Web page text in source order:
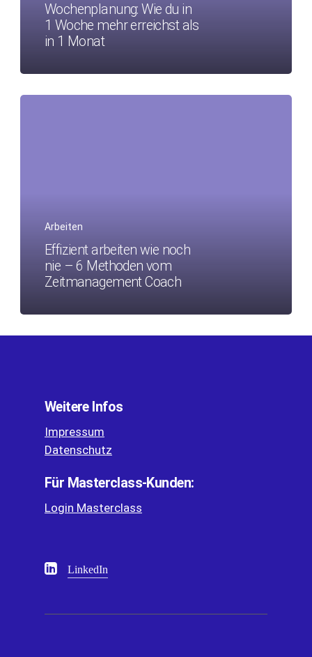
Wochenplanung: Wie du in
1 Woche mehr erreichst als
in 1 Monat
Arbeiten
Effizient arbeiten wie noch
nie – 6 Methoden vom
Zeitmanagement Coach
Weitere Infos
Impressum
Datenschutz
Für Masterclass-Kunden:
Login Masterclass
LinkedIn